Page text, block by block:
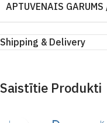
APTUVENAIS
Shipping & Delivery
Saistītie Produkti